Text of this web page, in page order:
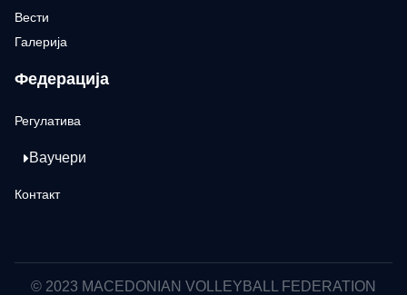
Вести
Галерија
Федерација
Регулатива
Ваучери
Контакт
© 2023 MACEDONIAN VOLLEYBALL FEDERATION